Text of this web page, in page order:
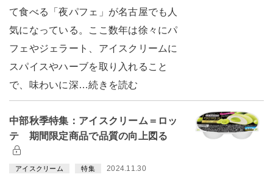
て食べる「夜パフェ」が名古屋でも人
気になっている。ここ数年は徐々にパ
フェやジェラート、アイスクリームに
スパイスやハーブを取り入れること
で、味わいに深…続きを読む
中部秋季特集：アイスクリーム＝ロッ
テ 期間限定商品で品質の向上図る
アイスクリーム 特集 2024.11.30